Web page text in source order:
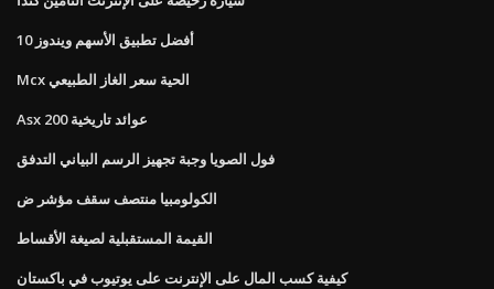
أفضل تطبيق الأسهم ويندوز 10
Mcx الحية سعر الغاز الطبيعي
Asx 200 عوائد تاريخية
فول الصويا وجبة تجهيز الرسم البياني التدفق
الكولومبيا منتصف سقف مؤشر ض
القيمة المستقبلية لصيغة الأقساط
كيفية كسب المال على الإنترنت على يوتيوب في باكستان